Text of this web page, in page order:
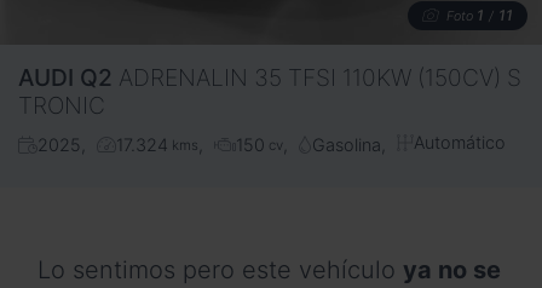
Foto 1 / 11
AUDI Q2 ADRENALIN 35 TFSI 110KW (150CV) S
TRONIC
2025 17.324 kms 150 cv Gasolina Automático
Lo sentimos pero este vehículo ya no se